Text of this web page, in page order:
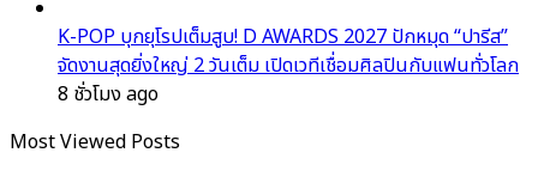
K-POP บุกยุโรปเต็มสูบ! D AWARDS 2027 ปักหมุด “ปารีส”
จัดงานสุดยิ่งใหญ่ 2 วันเต็ม เปิดเวทีเชื่อมศิลปินกับแฟนทั่วโลก
8 ชั่วโมง ago
Most Viewed Posts